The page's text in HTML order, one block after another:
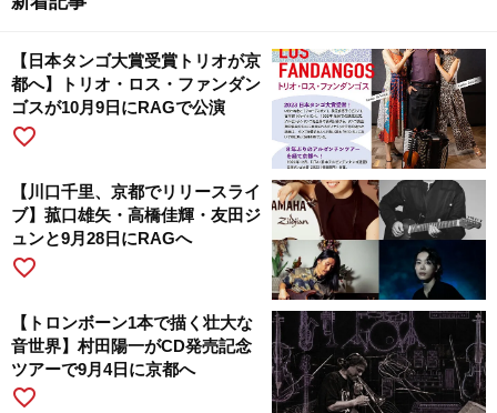
【日本タンゴ大賞受賞トリオが京
都へ】トリオ・ロス・ファンダン
ゴスが10月9日にRAGで公演
favorite_border
【川口千里、京都でリリースライ
ブ】菰口雄矢・高橋佳輝・友田ジ
ュンと9月28日にRAGへ
favorite_border
【トロンボーン1本で描く壮大な
音世界】村田陽一がCD発売記念
ツアーで9月4日に京都へ
favorite_border